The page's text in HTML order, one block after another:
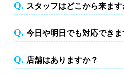
スタッフはどこから来ま
Q. スタッフはどこから来ます
今日や明日でも対応でき
Q. 今日や明日でも対応できま
店舗はありますか？
Q. 店舗はありますか？